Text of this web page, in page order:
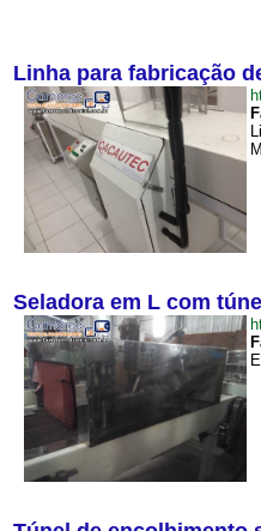
Linha para fabricação
Seladora em L com